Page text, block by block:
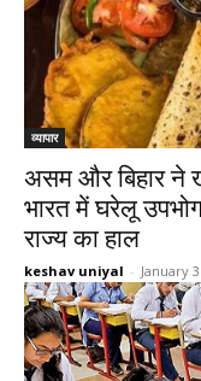
व्यापार
असम और बिहार ने
भारत में घरेलू उपभोग
राज्य का हाल
keshav uniyal - January